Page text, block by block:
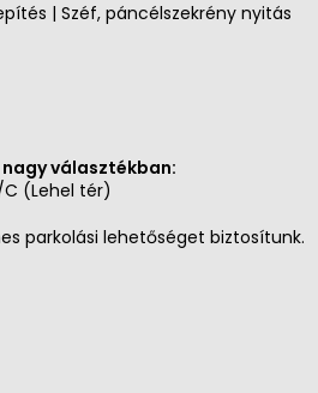
| Széf, páncélszekrény nyitás
választékban:
C (Lehel tér)
parkolási lehetőséget biztosítunk.